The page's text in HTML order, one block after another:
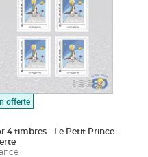
offerte
4 timbres - Le Petit Prince -